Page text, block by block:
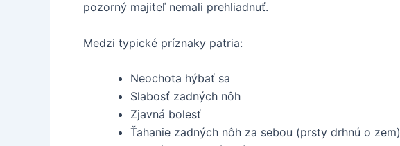
pozorný majiteľ nemali prehliadnuť.
Medzi typické príznaky patria:
Neochota hýbať sa
Slabosť zadných nôh
Zjavná bolesť
Ťahanie zadných nôh za sebou (prsty drhnú o zem)